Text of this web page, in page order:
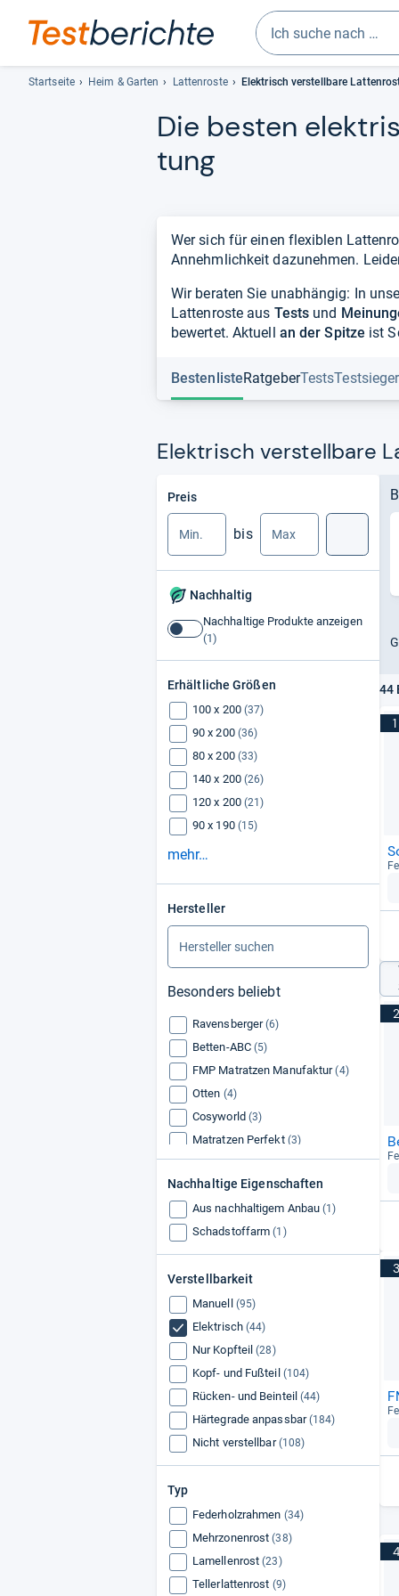
Geben
Sie
drei
Zeichen
und
lassen
mit
den
Pfeiltasten
Startseite Heim & Garten Lattenroste Elektrisch verstellbare
Die bes­ten
tung
Wer sich für einen flexiblen
Annehmlichkeit dazunehmen.
Wir beraten Sie unabhängig: In
Lattenroste aus Tests und
bewertet. Aktuell an der Spitze ist
BestenlisteRatgeberTestsTestsieger
Elektrisch verstellbare
Preis
bis
Nachhaltig
Nachhaltige
Nachhaltige Produkte anzeigen
Erhältliche Größen
100 x 200 (37)
90 x 200 (36)
80 x 200 (33)
140 x 200 (26)
120 x 200 (21)
90 x 190 (15)
mehr…
Hersteller
Besonders beliebt
Ravensberger (6)
Betten-ABC (5)
FMP Matratzen Manufaktur (4)
Otten (4)
Cosyworld (3)
Matratzen Perfekt (3)
Hn8 Schlafsysteme (3)
BeCo (3)
CubeSleep (2)
Nachhaltige Eigenschaften
Aus nachhaltigem Anbau (1)
Schadstoffarm (1)
Verstellbarkeit
Manuell (95)
Elektrisch (44)
Nur Kopfteil (28)
Kopf- und Fußteil (104)
Rücken- und Beinteil (44)
Härtegrade anpassbar (184)
Nicht verstellbar (108)
Typ
Federholzrahmen (34)
Mehrzonenrost (38)
Lamellenrost (23)
Tellerlattenrost (9)
44
1